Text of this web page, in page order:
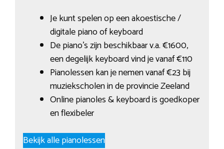
Je kunt spelen op een akoestische /
digitale piano of keyboard
De piano’s zijn beschikbaar v.a. €1600,
een degelijk keyboard vind je vanaf €110
Pianolessen kan je nemen vanaf €23 bij
muziekscholen in de provincie Zeeland
Online pianoles & keyboard is goedkoper
en flexibeler
Bekijk alle pianolessen